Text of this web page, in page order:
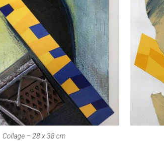
Collage – 28 x 38 cm